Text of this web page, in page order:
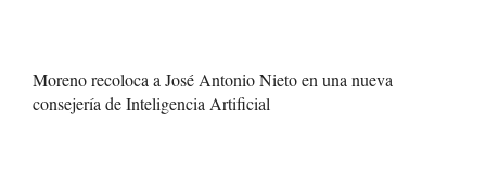
Moreno recoloca a José Antonio Nieto en una nueva
consejería de Inteligencia Artificial